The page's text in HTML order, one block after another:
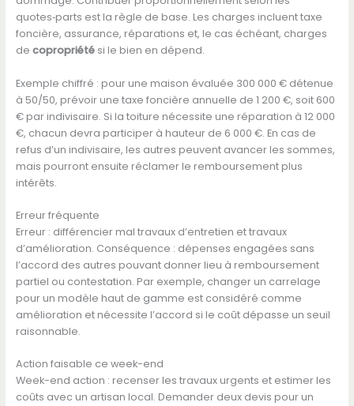
quotes‑parts est la règle de base. Les charges incluent taxe
foncière, assurance, réparations et, le cas échéant, charges
de copropriétési le bien en dépend.
Exemple chiffré : pour une maison évaluée 300 000 € détenue
à 50/50, prévoir une taxe foncière annuelle de 1 200 €, soit 600
€ par indivisaire. Si la toiture nécessite une réparation à 12 000
€, chacun devra participer à hauteur de 6 000 €. En cas de
refus d’un indivisaire, les autres peuvent avancer les sommes,
mais pourront ensuite réclamer le remboursement plus
intérêts.
Erreur fréquente
Erreur : différencier mal travaux d’entretien et travaux
d’amélioration. Conséquence : dépenses engagées sans
l’accord des autres pouvant donner lieu à remboursement
partiel ou contestation. Par exemple, changer un carrelage
pour un modèle haut de gamme est considéré comme
amélioration et nécessite l’accord si le coût dépasse un seuil
raisonnable.
Action faisable ce week-end
Week-end action : recenser les travaux urgents et estimer les
coûts avec un artisan local. Demander deux devis pour un